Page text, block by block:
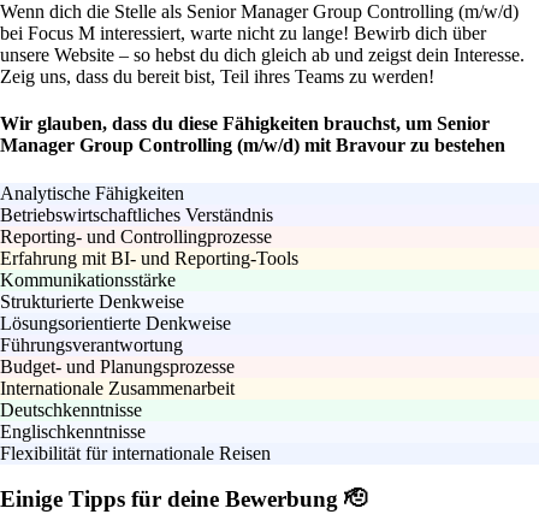
Wenn dich die Stelle als Senior Manager Group Controlling (m/w/d)
bei Focus M interessiert, warte nicht zu lange! Bewirb dich über
unsere Website – so hebst du dich gleich ab und zeigst dein Interesse.
Zeig uns, dass du bereit bist, Teil ihres Teams zu werden!
Wir glauben, dass du diese Fähigkeiten brauchst, um Senior
Manager Group Controlling (m/w/d) mit Bravour zu bestehen
Analytische Fähigkeiten
Betriebswirtschaftliches Verständnis
Reporting- und Controllingprozesse
Erfahrung mit BI- und Reporting-Tools
Kommunikationsstärke
Strukturierte Denkweise
Lösungsorientierte Denkweise
Führungsverantwortung
Budget- und Planungsprozesse
Internationale Zusammenarbeit
Deutschkenntnisse
Englischkenntnisse
Flexibilität für internationale Reisen
Einige Tipps für deine Bewerbung 🫡